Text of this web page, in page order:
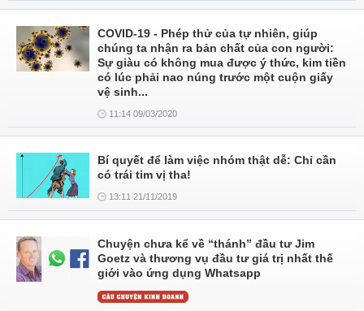
COVID-19 - Phép thử của tự nhiên, giúp
chúng ta nhận ra bản chất của con người:
Sự giàu có không mua được ý thức, kim tiền
có lúc phải nao núng trước một cuộn giấy
vệ sinh...
11:14 09/03/2020
Bí quyết để làm việc nhóm thật dễ: Chỉ cần
có trái tim vị tha!
13:11 21/11/2019
Chuyện chưa kể về “thánh” đầu tư Jim
Goetz và thương vụ đầu tư giá trị nhất thế
giới vào ứng dụng Whatsapp